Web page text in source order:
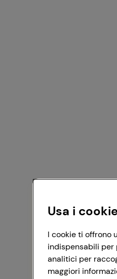
Usa i
I cookie ti offrono
indispensabili per
analitici per
maggiori